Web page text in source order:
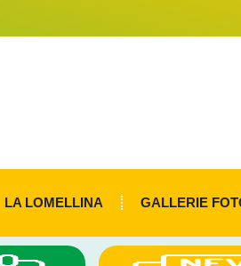
LA LOMELLINA GALLERIE